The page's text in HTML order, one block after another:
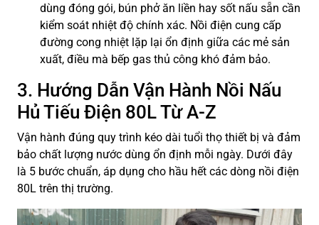
dùng đóng gói, bún phở ăn liền hay sốt nấu sẵn cần
kiểm soát nhiệt độ chính xác. Nồi điện cung cấp
đường cong nhiệt lặp lại ổn định giữa các mẻ sản
xuất, điều mà bếp gas thủ công khó đảm bảo.
3. Hướng Dẫn Vận Hành Nồi Nấu
Hủ Tiếu Điện 80L Từ A-Z
Vận hành đúng quy trình kéo dài tuổi thọ thiết bị và đảm
bảo chất lượng nước dùng ổn định mỗi ngày. Dưới đây
là 5 bước chuẩn, áp dụng cho hầu hết các dòng nồi điện
80L trên thị trường.